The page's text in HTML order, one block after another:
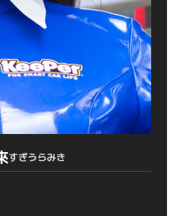
すぎうらみき